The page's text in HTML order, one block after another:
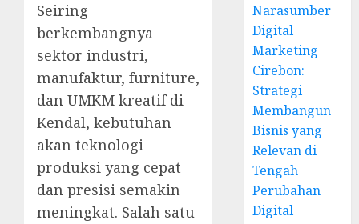
Seiring
berkembangnya
sektor industri,
manufaktur, furniture,
dan UMKM kreatif di
Kendal, kebutuhan
akan teknologi
produksi yang cepat
dan presisi semakin
meningkat. Salah satu
Narasumber
Digital
Marketing
Cirebon:
Strategi
Membangun
Bisnis yang
Relevan di
Tengah
Perubahan
Digital